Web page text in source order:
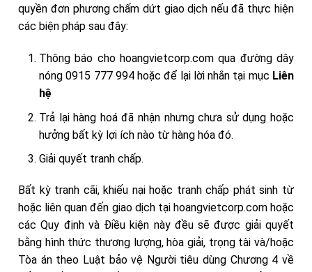
quyền đơn phương chấm dứt giao dịch nếu đã thực hiện
các biện pháp sau đây:
Thông báo cho hoangvietcorp.com qua đường dây
nóng 0915 777 994 hoặc để lại lời nhắn tại mục Liên
hệ
Trả lại hàng hoá đã nhận nhưng chưa sử dụng hoặc
hưởng bất kỳ lợi ích nào từ hàng hóa đó.
Giải quyết tranh chấp.
Bất kỳ tranh cãi, khiếu nại hoặc tranh chấp phát sinh từ
hoặc liên quan đến giao dịch tại hoangvietcorp.com hoặc
các Quy định và Điều kiện này đều sẽ được giải quyết
bằng hình thức thương lượng, hòa giải, trọng tài và/hoặc
Tòa án theo Luật bảo vệ Người tiêu dùng Chương 4 về